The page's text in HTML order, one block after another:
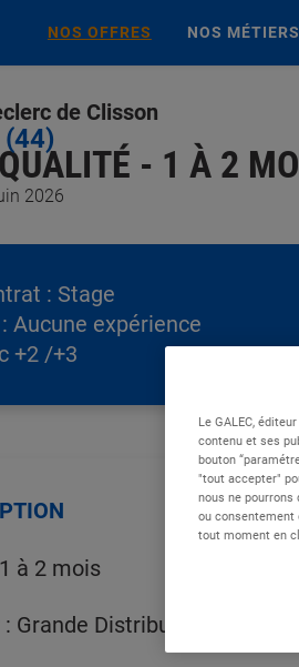
NOS OFFRES NOS MÉTIERS
2026
- 1 À 2
(44)
de Clisson
: Stage
Aucune expérience
+2 /+3
à 2 mois
Grande Distribution /
Le GALEC,
contenu et ses
bouton
"tout accepter"
nous ne
ou consentement
tout moment en